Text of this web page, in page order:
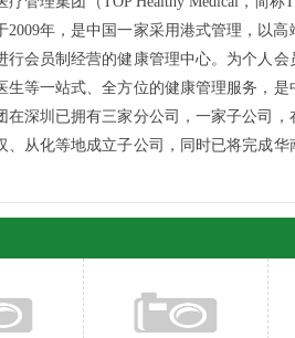
2009年，是中国一家采用港式管理，以
行会员制经营的健康管理中心。为个人
生等一站式、全方位的健康管理服务，是
在深圳已拥有三家分公司，一家子公司
、从化等地成立子公司，同时已将完成